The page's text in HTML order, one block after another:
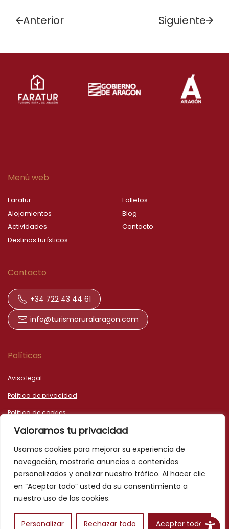
Valoramos tu privacidad
Usamos cookies para mejorar su experiencia de
navegación, mostrarle anuncios o contenidos
personalizados y analizar nuestro tráfico. Al hacer clic
en “Aceptar todo” usted da su consentimiento a
nuestro uso de las cookies.
Personalizar Rechazar todo Aceptar todo
Anterior Siguiente
Menú web
Faratur
Alojamientos
Actividades
Destinos turísticos
Folletos
Blog
Contacto
Contacto
+34 722 43 44 61
info@turismoruralaragon.com
Políticas
Aviso legal
Política de privacidad
Política de cookies
Declaración de accesibilidad
©HTML5 y CSS3 - Diseño web Teruel dato360